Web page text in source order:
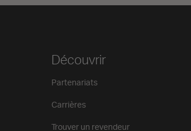
Découvrir
Partenariats
Carrières
Trouver un revendeur